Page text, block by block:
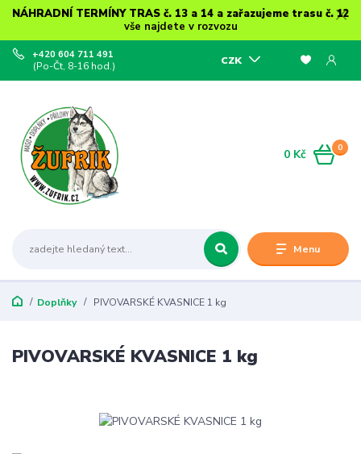
NÁHRADNÍ TERMÍNY TRAS č. 13 a 14 a zařazujeme trasu č. 12
vše najdete v rozvozu
Menu
CZK
+420 604 711 491
(Po-Čt, 8-16 hod.)
0
0 Kč
Doplňky PIVOVARSKÉ KVASNICE 1 kg
PIVOVARSKÉ KVASNICE 1 kg